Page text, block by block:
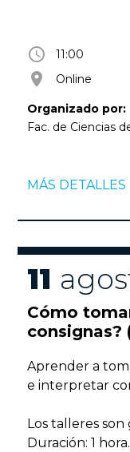
access_time 11:00
room Online
Organizado por:
Fac. de Ciencias
MÁS DETALLES
11
Cómo
consignas?
Aprender a
e interpretar
Los talleres
Duración: 1 hora.